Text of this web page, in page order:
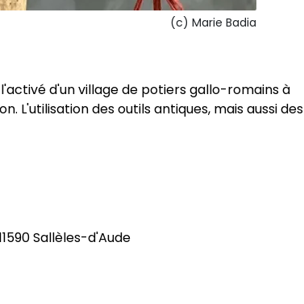
(c) Marie Badia
d'un village de potiers gallo-romains à
L'utilisation des outils antiques, mais aussi des
Sallèles-d'Aude